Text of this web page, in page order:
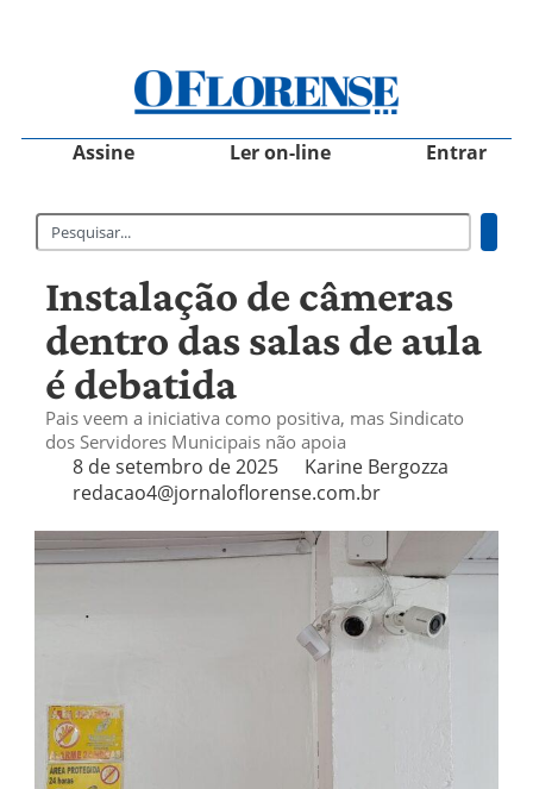
Assine Ler on-line Entrar
Instalação de câmeras
dentro das salas de aula
é debatida
Pais veem a iniciativa como positiva, mas Sindicato
dos Servidores Municipais não apoia
8 de setembro de 2025
Karine Bergozza
redacao4@jornaloflorense.com.br